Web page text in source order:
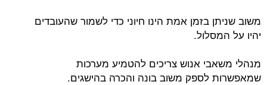
משוב שניתן בזמן אמת הינו חיוני כדי לשמור שהעובדים
יהיו על המסלול.
מנהלי משאבי אנוש צריכים להטמיע מערכות
שמאפשרות לספק משוב בונה והכרה בהישגים.